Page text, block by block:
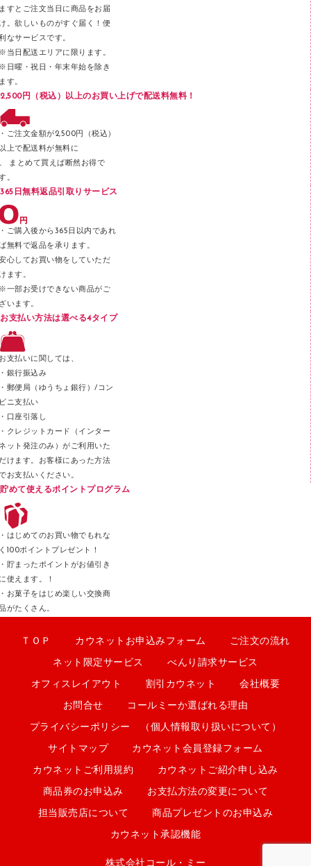
ラベル類
メンディングテープ
メッシュケース／ペンケース
フロアケース
ブックエンド／ブックスタンド
パンチ
はさみ
テープカッター
その他文具
セロハンテープ
スティックのり
クリップ
カッター
すとご注文当日に商品をお届
。欲しいものがすぐ届く！便
なサービスです。
当日配送エリアに限ります。
日曜・祝日・年末年始を除き
す。
2,500円（税込）以上のお買い上げで配送料無料！
ご注文金額が2,500円（税込）
上で配送料が無料に
まとめて買えば断然お得で
。
365日無料返品引取りサービス
ご購入後から365日以内であれ
無料で返品を承ります。
心してお買い物をしていただ
ます。
一部お受けできない商品がご
います。
お支払い方法は選べる4タイプ
支払いに関しては、
銀行振込み
郵便局（ゆうちょ銀行）/コン
ニ支払い
口座引落し
クレジットカード（インター
ット発注のみ）がご利用いた
けます。お客様にあった方法
お支払いください。
貯めて使えるポイントプログラム
はじめてのお買い物でもれな
100ポイントプレゼント！
貯まったポイントがお値引き
使えます。！
お菓子をはじめ楽しい交換商
がたくさん。
ＴＯＰ カウネットお申込みフォーム ご注文の流れ
ネット限定サービス べんり請求サービス
オフィスレイアウト 割引カウネット 会社概要
お問合せ コールミーか選ばれる理由
プライバシーポリシー （個人情報取り扱いについて）
サイトマップ カウネット会員登録フォーム
カウネットご利用規約 カウネットご紹介申し込み
商品券のお申込み お支払方法の変更について
担当販売店について 商品プレゼントのお申込み
カウネット承認機能
株式会社コール・ミー